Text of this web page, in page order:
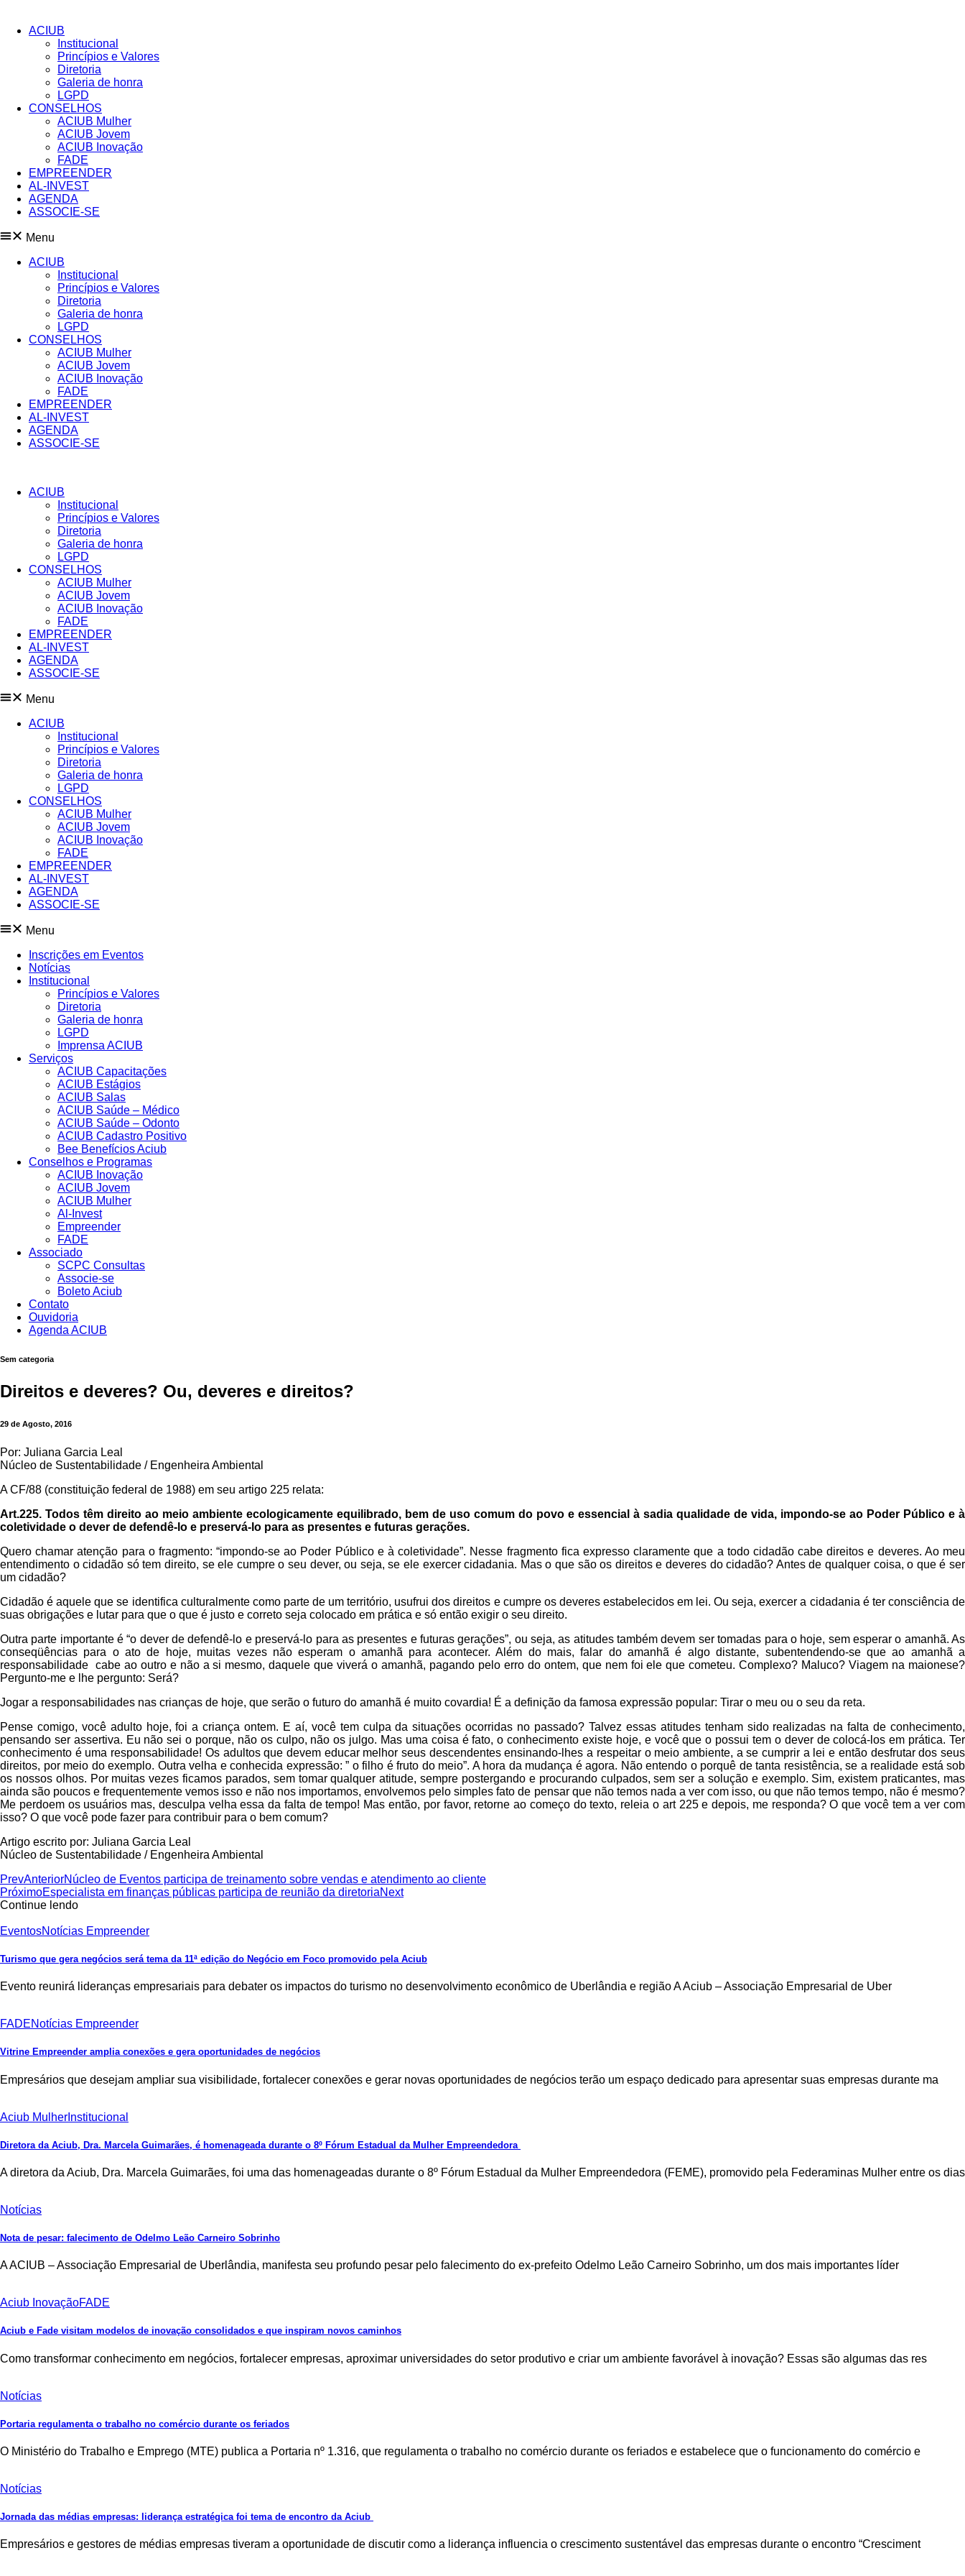
conteúdo
ACIUB
Institucional
Princípios e Valores​
Diretoria
Galeria de honra
LGPD
CONSELHOS
ACIUB Mulher
ACIUB Jovem
ACIUB Inovação
FADE
EMPREENDER
AL-INVEST
AGENDA
ASSOCIE-SE
Menu
ACIUB
Institucional
Princípios e Valores​
Diretoria
Galeria de honra
LGPD
CONSELHOS
ACIUB Mulher
ACIUB Jovem
ACIUB Inovação
FADE
EMPREENDER
AL-INVEST
AGENDA
ASSOCIE-SE
ACIUB
Institucional
Princípios e Valores​
Diretoria
Galeria de honra
LGPD
CONSELHOS
ACIUB Mulher
ACIUB Jovem
ACIUB Inovação
FADE
EMPREENDER
AL-INVEST
AGENDA
ASSOCIE-SE
Menu
ACIUB
Institucional
Princípios e Valores​
Diretoria
Galeria de honra
LGPD
CONSELHOS
ACIUB Mulher
ACIUB Jovem
ACIUB Inovação
FADE
EMPREENDER
AL-INVEST
AGENDA
ASSOCIE-SE
Menu
Inscrições em Eventos
Notícias
Institucional
Princípios e Valores​
Diretoria
Galeria de honra
LGPD
Imprensa ACIUB
Serviços
ACIUB Capacitações
ACIUB Estágios
ACIUB Salas
ACIUB Saúde – Médico
ACIUB Saúde – Odonto
ACIUB Cadastro Positivo
Bee Benefícios Aciub
Conselhos e Programas
ACIUB Inovação
ACIUB Jovem
ACIUB Mulher
Al-Invest
Empreender
FADE
Associado
SCPC Consultas
Associe-se
Boleto Aciub
Contato
Ouvidoria
Agenda ACIUB
Sem categoria
Direitos e deveres? Ou, deveres e direitos?
29 de Agosto, 2016
Por: Juliana Garcia Leal
Núcleo de Sustentabilidade / Engenheira Ambiental
A CF/88 (constituição federal de 1988) em seu artigo 225 relata:
Art.225. Todos têm direito ao meio ambiente ecologicamente equilibrado, bem de uso comum do povo e essencial à sadia qualidade de vida, impondo-se ao Poder Público e à
coletividade o dever de defendê-lo e preservá-lo para as presentes e futuras gerações.
Quero chamar atenção para o fragmento: “impondo-se ao Poder Público e à coletividade”. Nesse fragmento fica expresso claramente que a todo cidadão cabe direitos e deveres. Ao meu
entendimento o cidadão só tem direito, se ele cumpre o seu dever, ou seja, se ele exercer cidadania. Mas o que são os direitos e deveres do cidadão? Antes de qualquer coisa, o que é ser
um cidadão?
Cidadão é aquele que se identifica culturalmente como parte de um território, usufrui dos direitos e cumpre os deveres estabelecidos em lei. Ou seja, exercer a cidadania é ter consciência de
suas obrigações e lutar para que o que é justo e correto seja colocado em prática e só então exigir o seu direito.
Outra parte importante é “o dever de defendê-lo e preservá-lo para as presentes e futuras gerações”, ou seja, as atitudes também devem ser tomadas para o hoje, sem esperar o amanhã. As
conseqüências para o ato de hoje, muitas vezes não esperam o amanhã para acontecer. Além do mais, falar do amanhã é algo distante, subentendendo-se que ao amanhã a
responsabilidade cabe ao outro e não a si mesmo, daquele que viverá o amanhã, pagando pelo erro do ontem, que nem foi ele que cometeu. Complexo? Maluco? Viagem na maionese?
Pergunto-me e lhe pergunto: Será?
Jogar a responsabilidades nas crianças de hoje, que serão o futuro do amanhã é muito covardia! É a definição da famosa expressão popular: Tirar o meu ou o seu da reta.
Pense comigo, você adulto hoje, foi a criança ontem. E aí, você tem culpa da situações ocorridas no passado? Talvez essas atitudes tenham sido realizadas na falta de conhecimento,
pensando ser assertiva. Eu não sei o porque, não os culpo, não os julgo. Mas uma coisa é fato, o conhecimento existe hoje, e você que o possui tem o dever de colocá-los em prática. Ter
conhecimento é uma responsabilidade! Os adultos que devem educar melhor seus descendentes ensinando-lhes a respeitar o meio ambiente, a se cumprir a lei e então desfrutar dos seus
direitos, por meio do exemplo. Outra velha e conhecida expressão: ” o filho é fruto do meio”. A hora da mudança é agora. Não entendo o porquê de tanta resistência, se a realidade está sob
os nossos olhos. Por muitas vezes ficamos parados, sem tomar qualquer atitude, sempre postergando e procurando culpados, sem ser a solução e exemplo. Sim, existem praticantes, mas
ainda são poucos e frequentemente vemos isso e não nos importamos, envolvemos pelo simples fato de pensar que não temos nada a ver com isso, ou que não temos tempo, não é mesmo?
Me perdoem os usuários mas, desculpa velha essa da falta de tempo! Mas então, por favor, retorne ao começo do texto, releia o art 225 e depois, me responda? O que você tem a ver com
isso? O que você pode fazer para contribuir para o bem comum?
Artigo escrito por: Juliana Garcia Leal
Núcleo de Sustentabilidade / Engenheira Ambiental
PrevAnteriorNúcleo de Eventos participa de treinamento sobre vendas e atendimento ao cliente
PróximoEspecialista em finanças públicas participa de reunião da diretoriaNext
Continue lendo
EventosNotícias Empreender
Turismo que gera negócios será tema da 11ª edição do Negócio em Foco promovido pela Aciub
Evento reunirá lideranças empresariais para debater os impactos do turismo no desenvolvimento econômico de Uberlândia e região A Aciub – Associação Empresarial de Uber
FADENotícias Empreender
Vitrine Empreender amplia conexões e gera oportunidades de negócios
Empresários que desejam ampliar sua visibilidade, fortalecer conexões e gerar novas oportunidades de negócios terão um espaço dedicado para apresentar suas empresas durante ma
Aciub Mulher Institucional
Diretora da Aciub, Dra. Marcela Guimarães, é homenageada durante o 8º Fórum Estadual da Mulher Empreendedora
A diretora da Aciub, Dra. Marcela Guimarães, foi uma das homenageadas durante o 8º Fórum Estadual da Mulher Empreendedora (FEME), promovido pela Federaminas Mulher entre os dias
Notícias
Nota de pesar: falecimento de Odelmo Leão Carneiro Sobrinho
A ACIUB – Associação Empresarial de Uberlândia, manifesta seu profundo pesar pelo falecimento do ex-prefeito Odelmo Leão Carneiro Sobrinho, um dos mais importantes líder
Aciub InovaçãoFADE
Aciub e Fade visitam modelos de inovação consolidados e que inspiram novos caminhos
Como transformar conhecimento em negócios, fortalecer empresas, aproximar universidades do setor produtivo e criar um ambiente favorável à inovação? Essas são algumas das res
Notícias
Portaria regulamenta o trabalho no comércio durante os feriados
O Ministério do Trabalho e Emprego (MTE) publica a Portaria nº 1.316, que regulamenta o trabalho no comércio durante os feriados e estabelece que o funcionamento do comércio e
Notícias
Jornada das médias empresas: liderança estratégica foi tema de encontro da Aciub
Empresários e gestores de médias empresas tiveram a oportunidade de discutir como a liderança influencia o crescimento sustentável das empresas durante o encontro “Cresciment